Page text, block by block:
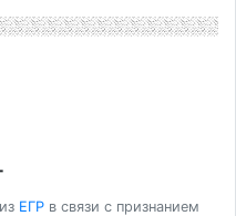
ЕГР в связи с признанием